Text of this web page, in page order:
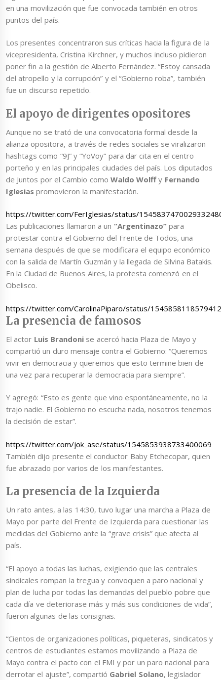
en una movilización que fue convocada también en otros
puntos del país.
Los presentes concentraron sus críticas hacia la figura de la
vicepresidenta, Cristina Kirchner, y muchos incluso pidieron
poner fin a la gestión de Alberto Fernández. “Estoy cansada
del atropello y la corrupción” y el “Gobierno roba”, también
fue un discurso repetido.
El apoyo de dirigentes opositores
Aunque no se trató de una convocatoria formal desde la
alianza opositora, a través de redes sociales se viralizaron
hashtags como “9J” y “YoVoy” para dar cita en el centro
porteño y en las principales ciudades del país. Los diputados
de Juntos por el Cambio como Waldo Wolffy Fernando
Iglesiaspromovieron la manifestación.
https://twitter.com/FerIglesias/status/
Las publicaciones llamaron a un “Argentinazo”para
protestar contra el Gobierno del Frente de Todos, una
semana después de que se modificara el equipo económico
con la salida de Martín Guzmán y la llegada de Silvina Batakis.
En la Ciudad de Buenos Aires, la protesta comenzó en el
Obelisco.
https://twitter.com/CarolinaPiparo/status/
La presencia de famosos
El actor Luis Brandoni se acercó hacia Plaza de Mayo y
compartió un duro mensaje contra el Gobierno: “Queremos
vivir en democracia y queremos que esto termine bien de
una vez para recuperar la democracia para siempre”.
Y agregó: “Esto es gente que vino espontáneamente, no la
trajo nadie. El Gobierno no escucha nada, nosotros tenemos
la decisión de estar”.
https://twitter.com/jok_ase/status/1545853938733400069
También dijo presente el conductor Baby Etchecopar, quien
fue abrazado por varios de los manifestantes.
La presencia de la Izquierda
Un rato antes, a las 14:30, tuvo lugar una marcha a Plaza de
Mayo por parte del Frente de Izquierda para cuestionar las
medidas del Gobierno ante la “grave crisis” que afecta al
país.
“El apoyo a todas las luchas, exigiendo que las centrales
sindicales rompan la tregua y convoquen a paro nacional y
plan de lucha por todas las demandas del pueblo pobre que
cada día ve deteriorase más y más sus condiciones de vida”,
fueron algunas de las consignas.
“Cientos de organizaciones políticas, piqueteras, sindicatos y
centros de estudiantes estamos movilizando a Plaza de
Mayo contra el pacto con el FMI y por un paro nacional para
derrotar el ajuste”, compartió Gabriel Solano, legislador